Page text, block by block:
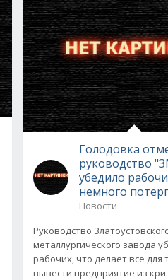
Голодовка
руководство
убедило
немного
Новости
Руководство
металлургического завода
рабочих, что делает все для
вывести предприятие из